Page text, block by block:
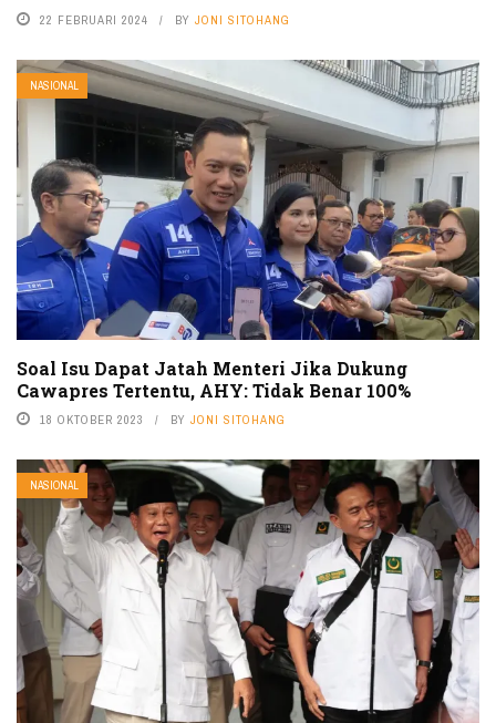
22 FEBRUARI 2024 BY JONI SITOHANG
NASIONAL
Soal Isu Dapat Jatah Menteri Jika Dukung
Cawapres Tertentu, AHY: Tidak Benar 100%
18 OKTOBER 2023 BY JONI SITOHANG
NASIONAL